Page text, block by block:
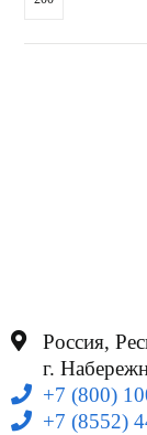
Россия,
г.
+7 (800)
+7 (8552)